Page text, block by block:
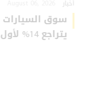
أخبار
سوق السيارات
يتراجع 14% لأول مرة: ...